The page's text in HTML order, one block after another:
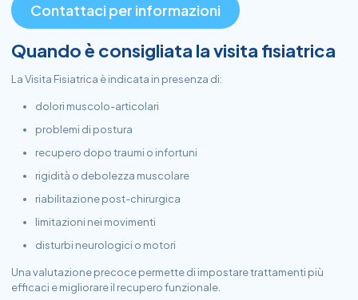
Contattaci per informazioni
Quando è consigliata la visita fisiatrica
La Visita Fisiatrica è indicata in presenza di:
dolori muscolo-articolari
problemi di postura
recupero dopo traumi o infortuni
rigidità o debolezza muscolare
riabilitazione post-chirurgica
limitazioni nei movimenti
disturbi neurologici o motori
Una valutazione precoce permette di impostare trattamenti più
efficaci e migliorare il recupero funzionale.